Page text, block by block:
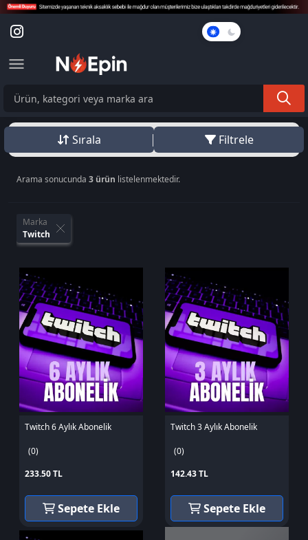
Sırala Filtrele
Arama sonucunda 3 ürün listelenmektedir.
Marka
Twitch
Twitch 6 Aylık Abonelik
(0)
233.50 TL
Sepete Ekle
Twitch 3 Aylık Abonelik
(0)
142.43 TL
Sepete Ekle